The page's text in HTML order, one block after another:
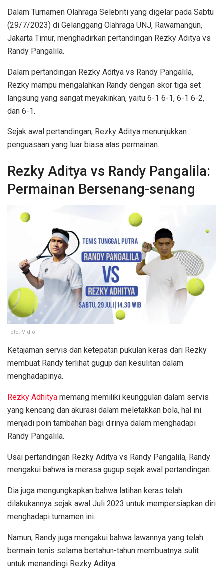
Dalam Turnamen Olahraga Selebriti yang digelar pada Sabtu
(29/7/2023) di Gelanggang Olahraga UNJ, Rawamangun,
Jakarta Timur, menghadirkan pertandingan Rezky Aditya vs
Randy Pangalila.
Dalam pertandingan Rezky Aditya vs Randy Pangalila,
Rezky mampu mengalahkan Randy dengan skor tiga set
langsung yang sangat meyakinkan, yaitu 6-1 6-1, 6-1 6-2,
dan 6-1.
Sejak awal pertandingan, Rezky Aditya menunjukkan
penguasaan yang luar biasa atas permainan.
Rezky Aditya vs Randy Pangalila:
Permainan Bersenang-senang
Foto: Vidio
Ketajaman servis dan ketepatan pukulan keras dari Rezky
membuat Randy terlihat gugup dan kesulitan dalam
menghadapinya.
Rezky Adhitya memang memiliki keunggulan dalam servis
yang kencang dan akurasi dalam meletakkan bola, hal ini
menjadi poin tambahan bagi dirinya dalam menghadapi
Randy Pangalila.
Usai pertandingan Rezky Aditya vs Randy Pangalila, Randy
mengakui bahwa ia merasa gugup sejak awal pertandingan.
Dia juga mengungkapkan bahwa latihan keras telah
dilakukannya sejak awal Juli 2023 untuk mempersiapkan diri
menghadapi turnamen ini.
Namun, Randy juga mengakui bahwa lawannya yang telah
bermain tenis selama bertahun-tahun membuatnya sulit
untuk menandingi Rezky Aditya.